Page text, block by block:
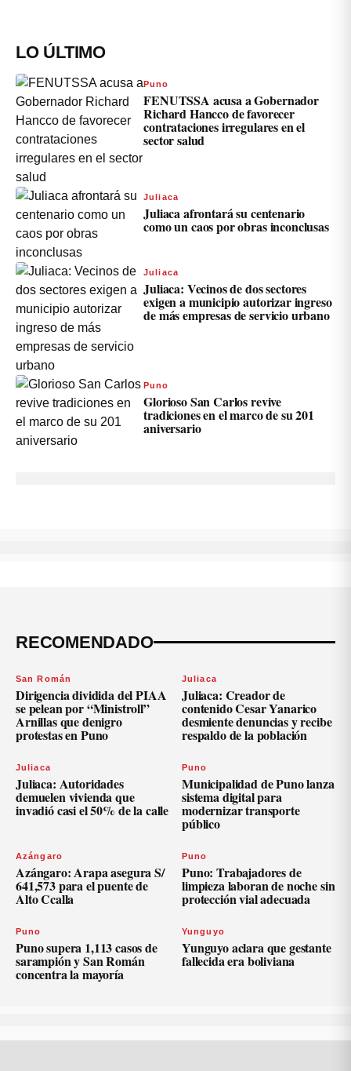
LO ÚLTIMO
Puno
FENUTSSA acusa a Gobernador
Richard Hancco de favorecer
contrataciones irregulares en el
sector salud
Juliaca
Juliaca afrontará su centenario
como un caos por obras inconclusas
Juliaca
Juliaca: Vecinos de dos sectores
exigen a municipio autorizar ingreso
de más empresas de servicio urbano
Puno
Glorioso San Carlos revive
tradiciones en el marco de su 201
aniversario
RECOMENDADO
San Román
Dirigencia dividida del PIAA
se pelean por “Ministroll”
Arnillas que denigro
protestas en Puno
Juliaca
Juliaca: Creador de
contenido Cesar Yanarico
desmiente denuncias y recibe
respaldo de la población
Juliaca
Juliaca: Autoridades
demuelen vivienda que
invadió casi el 50% de la calle
Puno
Municipalidad de Puno lanza
sistema digital para
modernizar transporte
público
Azángaro
Azángaro: Arapa asegura S/
641,573 para el puente de
Alto Ccalla
Puno
Puno: Trabajadores de
limpieza laboran de noche sin
protección vial adecuada
Puno
Puno supera 1,113 casos de
sarampión y San Román
concentra la mayoría
Yunguyo
Yunguyo aclara que gestante
fallecida era boliviana